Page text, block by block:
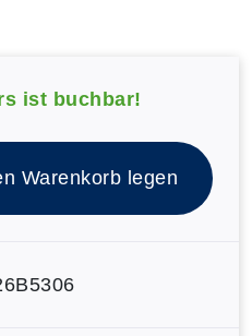
ist buchbar!
Warenkorb legen